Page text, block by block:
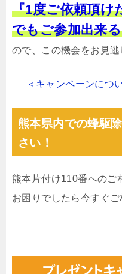
『1度ご依頼頂け
でもご参加出来
ので、この機会をお見逃
＜キャンペーンにつ
熊本県内での蜂駆
さい！
熊本片付け110番へのご
お困りでしたら今すぐご